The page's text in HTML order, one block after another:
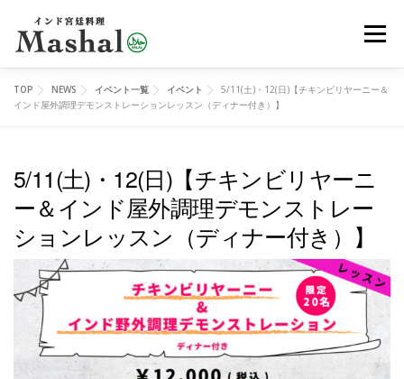
メニ
MENU デリバリー ご予約 アクセス
レッスン イベント オンラインショップ
メディア EN
TOP NEWS イベント一覧 イベント
5/11(土)・12(日)【チキンビリヤーニー＆
インド屋外調理デモンストレーションレッスン（ディナー付き）】
5/11(土)・12(日)【チキンビリヤーニ
ー＆インド屋外調理デモンストレー
ションレッスン（ディナー付き）】